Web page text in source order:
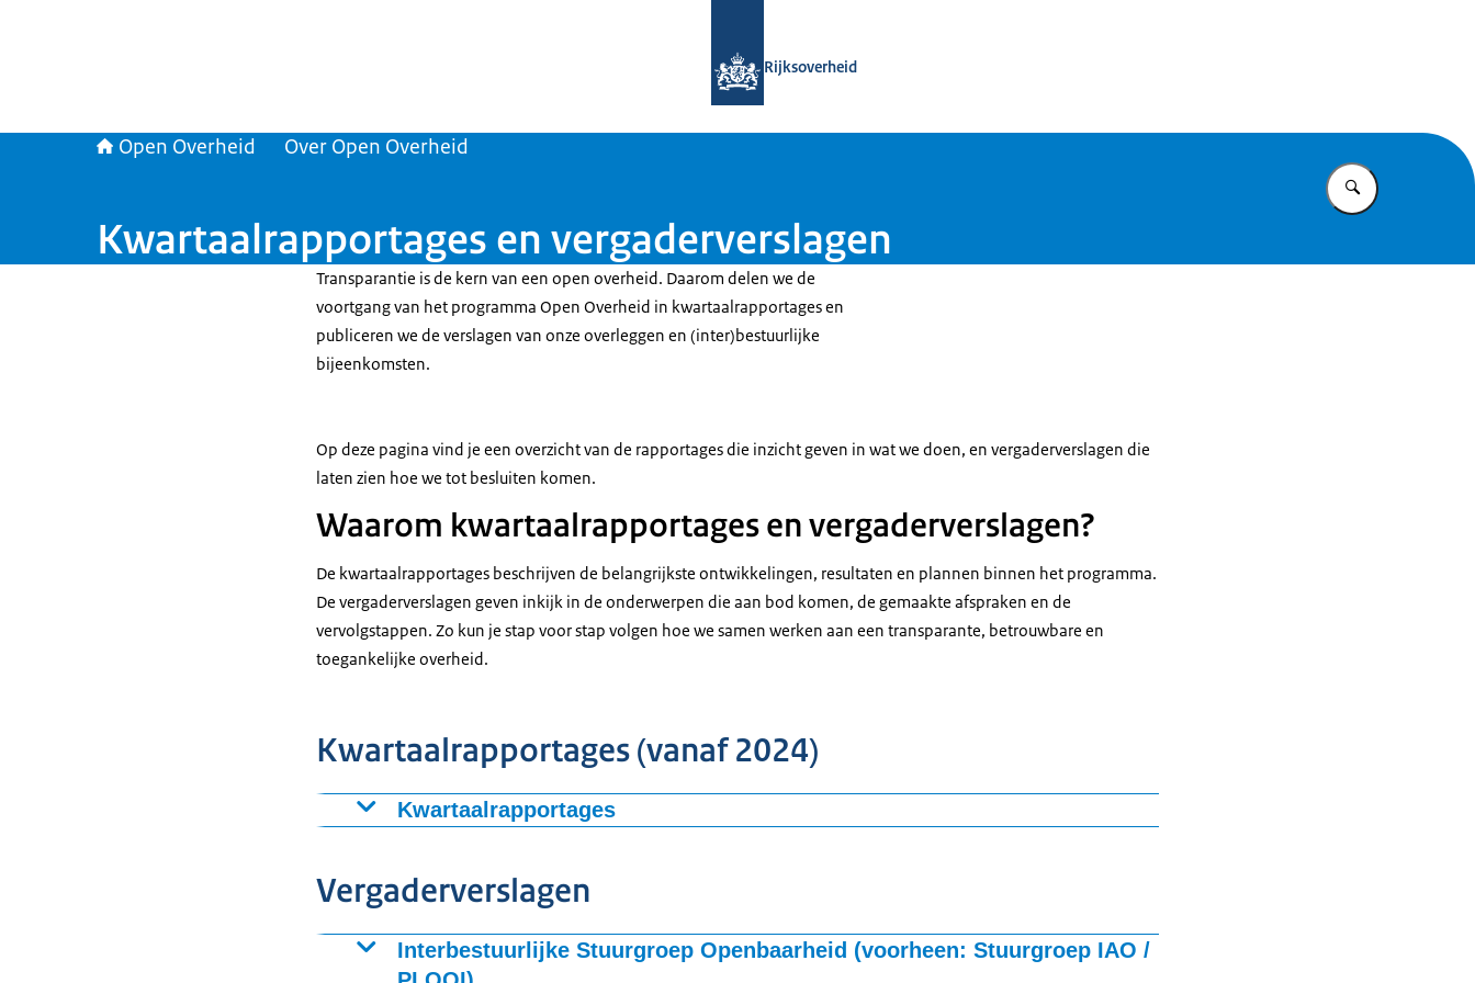
Rijksoverheid
Open Overheid Over Open Overheid
Vul in wat u
Kwartaalrapportages en vergaderverslagen
Transparantie is de kern van een open overheid. Daarom delen we de
voortgang van het programma Open Overheid in kwartaalrapportages en
publiceren we de verslagen van onze overleggen en (inter)bestuurlijke
bijeenkomsten.
Op deze pagina vind je een overzicht van de rapportages die inzicht geven in wat we doen, en vergaderverslagen die
laten zien hoe we tot besluiten komen.
Waarom kwartaalrapportages en vergaderverslagen?
De kwartaalrapportages beschrijven de belangrijkste ontwikkelingen, resultaten en plannen binnen het programma.
De vergaderverslagen geven inkijk in de onderwerpen die aan bod komen, de gemaakte afspraken en de
vervolgstappen. Zo kun je stap voor stap volgen hoe we samen werken aan een transparante, betrouwbare en
toegankelijke overheid.
Kwartaalrapportages (vanaf 2024)
Kwartaalrapportages
Kwartaalrapportage Q3 2025
Kwartaalrapportage Q1 2025
Vergaderverslagen
Interbestuurlijke Stuurgroep Openbaarheid (voorheen: Stuurgroep IAO /